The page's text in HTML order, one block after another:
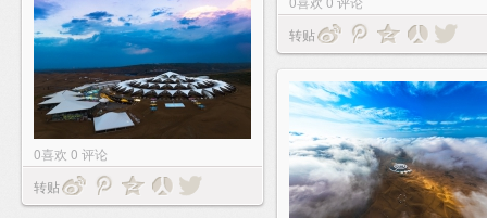
转贴
0喜欢 0 评论
转贴